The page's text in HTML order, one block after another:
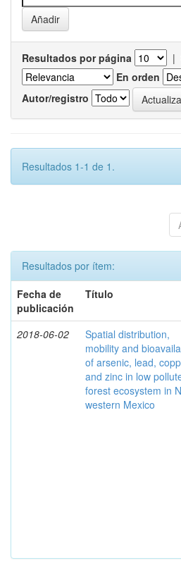
Resultados por página |
En orden
Autor/registro
Resultados 1-1 de 1.
Resultados por ítem:
Fecha de
publicación
Título
2018-06-02
Spatial distribution,
mobility and
of arsenic, lead,
and zinc in low
forest ecosystem in
western Mexico